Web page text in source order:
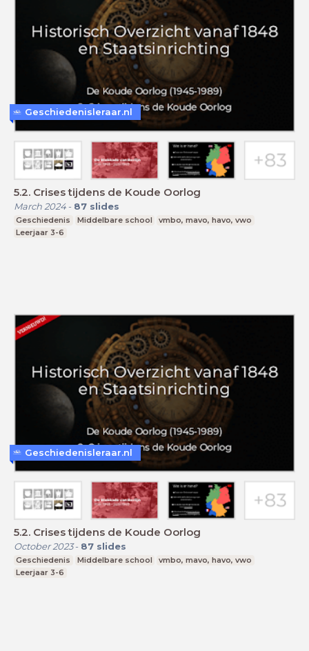
5.2. Crises tijdens de Koude Oorlog
March 2024- 87 slides
Geschiedenis Middelbare school
vmbo, mavo, havo, vwo
Leerjaar 3-6
Geschiedenisleraar.nl
5.2. Crises tijdens de Koude Oorlog
October 2023- 87 slides
Geschiedenis Middelbare school
vmbo, mavo, havo, vwo
Leerjaar 3-6
Geschiedenisleraar.nl